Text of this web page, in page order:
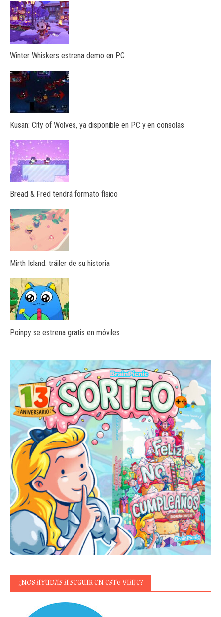
Winter Whiskers estrena demo en PC
Kusan: City of Wolves, ya disponible en PC y en consolas
Bread & Fred tendrá formato físico
Mirth Island: tráiler de su historia
Poinpy se estrena gratis en móviles
¿NOS AYUDAS A SEGUIR EN ESTE VIAJE?